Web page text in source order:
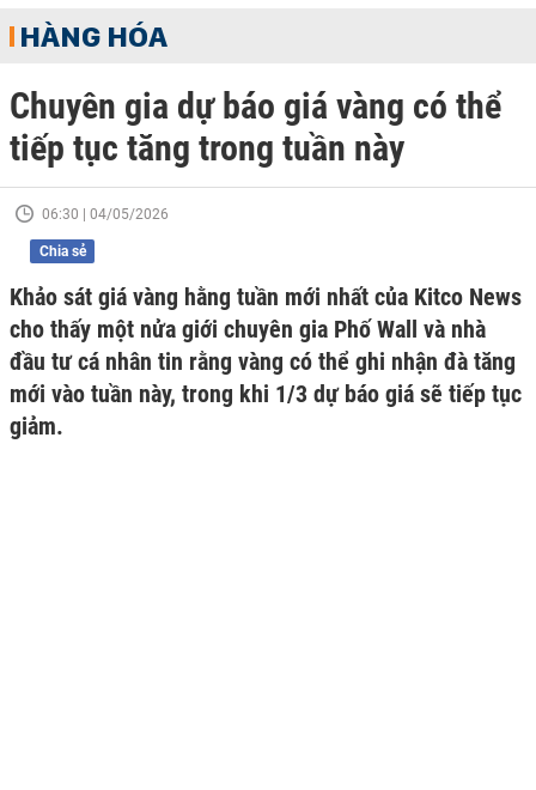
HÀNG HÓA
Chuyên gia dự báo giá vàng có thể
tiếp tục tăng trong tuần này
06:30 | 04/05/2026
Chia sẻ
Khảo sát giá vàng hằng tuần mới nhất của Kitco News
cho thấy một nửa giới chuyên gia Phố Wall và nhà
đầu tư cá nhân tin rằng vàng có thể ghi nhận đà tăng
mới vào tuần này, trong khi 1/3 dự báo giá sẽ tiếp tục
giảm.